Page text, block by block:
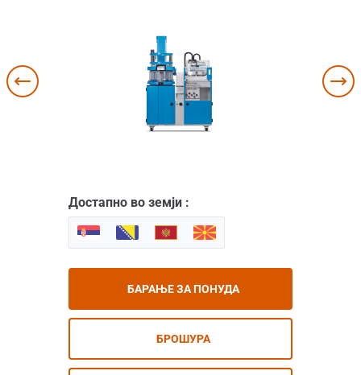
Достапно во земји :
БАРАЊЕ ЗА ПОНУДА
БРОШУРА